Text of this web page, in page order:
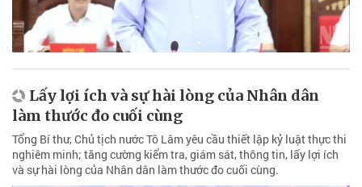
Lấy lợi ích và sự hài lòng của Nhân dân
làm thước đo cuối cùng
Tổng Bí thư, Chủ tịch nước Tô Lâm yêu cầu thiết lập kỷ luật thực thi
nghiêm minh; tăng cường kiểm tra, giám sát, thông tin, lấy lợi ích
và sự hài lòng của Nhân dân làm thước đo cuối cùng.